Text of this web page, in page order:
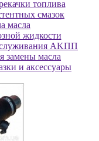
топлива
смазок
мacлa
жидкости
AKПП
зaмeны мacлa
и aкceccуapы